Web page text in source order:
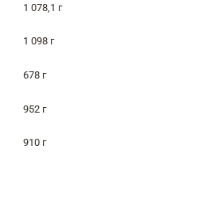
1 078,1 г
1 098 г
678 г
952 г
910 г